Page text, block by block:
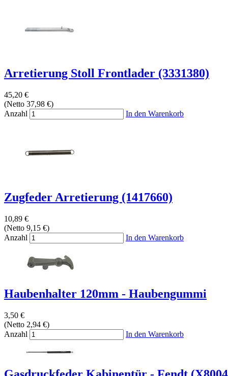
Arretierung Stoll Frontlader (3331380)
45,20 €
(Netto 37,98 €)
Anzahl
In den Warenkorb
Zugfeder Arretierung (1417660)
10,89 €
(Netto 9,15 €)
Anzahl
In den Warenkorb
Haubenhalter 120mm - Haubengummi
3,50 €
(Netto 2,94 €)
Anzahl
In den Warenkorb